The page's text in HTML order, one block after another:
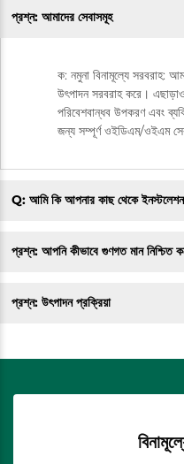
প্রশ্ন: আমাদের সেবাসমূহ
ক: নমুনা বিনামূল্যে সরবরাহ:
উৎপাদন সরবরাহ করে।
পরিবেশবান্ধব উপকরণ এবং
জন্য সম্পূর্ণ ওইডিএম/ওইএম
Q: আমি কি আপনার কাছ থেকে ইনস্টলেশন
প্রশ্ন: আপনি কীভাবে গুণগত মান নিশ্চিত
প্রশ্ন: উৎপাদন প্রক্রিয়া